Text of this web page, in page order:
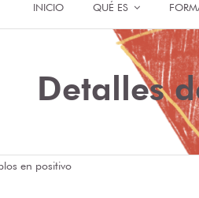
INICIO QUÉ ES
Detalles
en positivo